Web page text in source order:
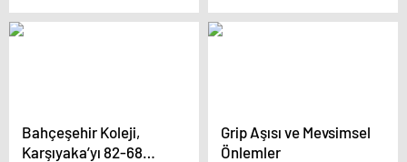
solunum yolu
rahatsızlıklarına karşı
şikayet etti
Bahçeşehir Koleji,
Karşıyaka’yı 82-68
Grip Aşısı ve Mevsimsel
Önlemler